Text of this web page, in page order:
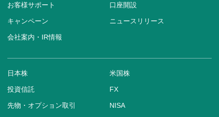
お客様サポート 口座開設
キャンペーン ニュースリリース
会社案内・IR情報
日本株 米国株
投資信託 FX
先物・オプション取引 NISA